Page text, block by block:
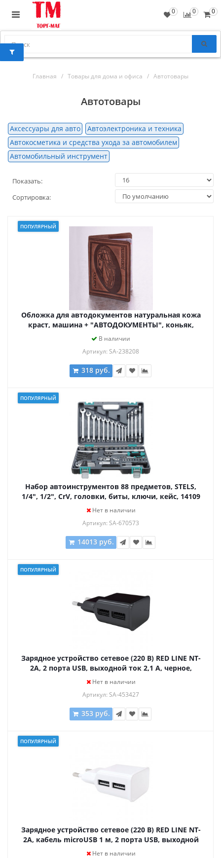
0
0
0
Главная Товары для дома и офиса Автотовары
Автотовары
Аксессуары для авто
Автоэлектроника и техника
Автокосметика и средства ухода за автомобилем
Автомобильный инструмент
Показать:
Сортировка:
ПОПУЛЯРНЫЙ
Обложка для автодокументов натуральная кожа
краст, машина + "АВТОДОКУМЕНТЫ", коньяк,
238208
В наличии
Артикул: SA-238208
318 руб.
ПОПУЛЯРНЫЙ
Набор автоинструментов 88 предметов, STELS,
1/4", 1/2", CrV, головки, биты, ключи, кейс, 14109
Нет в наличии
Артикул: SA-670573
14013 руб.
ПОПУЛЯРНЫЙ
Зарядное устройство сетевое (220 В) RED LINE NT-
2A, 2 порта USB, выходной ток 2,1 А, черное,
УТ000009404
Нет в наличии
Артикул: SA-453427
353 руб.
ПОПУЛЯРНЫЙ
Зарядное устройство сетевое (220 В) RED LINE NT-
2A, кабель microUSB 1 м, 2 порта USB, выходной
ток 2,1 А, белое, УТ000012256
Нет в наличии